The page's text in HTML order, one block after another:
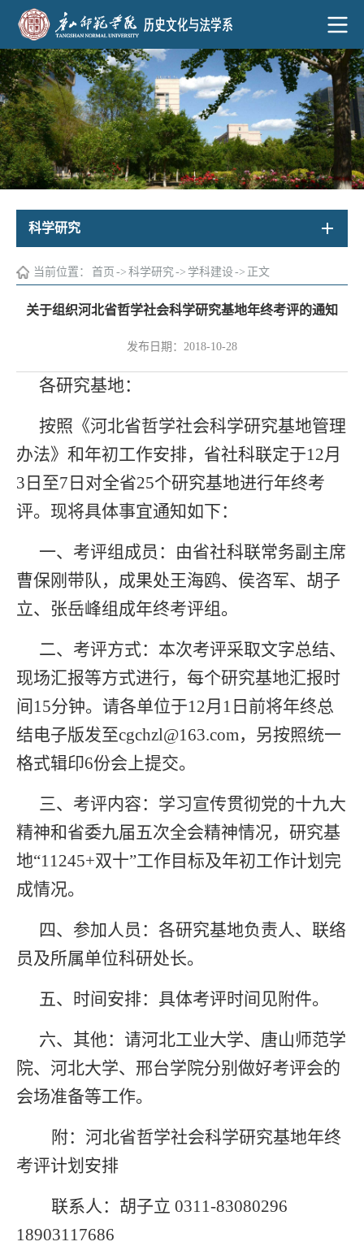
科学研究
当前位置： 首页 -> 科学研究-> 学科建设-> 正文
关于组织河北省哲学社会科学研究基地年终考评的通知
发布日期：2018-10-28
各研究基地：
按照《河北省哲学社会科学研究基地管理
办法》和年初工作安排，省社科联定于12月
3日至7日对全省25个研究基地进行年终考
评。现将具体事宜通知如下：
一、 考评组成员：由省社科联常务副主席
曹保刚带队，成果处王海鸥、侯咨军、胡子
立、张岳峰组成年终考评组。
二、 考评方式：本次考评采取文字总结、
现场汇报等方式进行，每个研究基地汇报时
间 15分钟。请各单位于12月1日前将年终总
结电子版发至cgchzl@163.com，另按照统一
格式辑印6份会上提交。
三、 考评内容：学习宣传贯彻党的十九大
精神和省委九届五次全会精神情况，研究基
地“11245+双十”工作目标及年初工作计划完
成情况。
四、 参加人员：各研究基地负责人、联络
员及所属单位科研处长。
五、 时间安排：具体考评时间见附件。
六、 其他：请河北工业大学、唐山师范学
院、河北大学、邢台学院分别做好考评会的
会场准备等工作。
附：河北省哲学社会科学研究基地年终
考评计划安排
联系人：胡子立 0311-83080296
18903117686